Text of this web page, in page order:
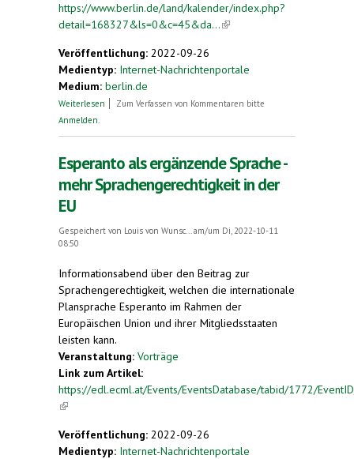
https://www.berlin.de/land/kalender/index.php?
detail=168327&ls=0&c=45&da...(link is external)
Veröffentlichung: 2022-09-26
Medientyp: Internet-Nachrichtenportale
Medium: berlin.de
Weiterlesen über Esperanto als ergänzende Sprache - mehr
Zum Verfassen von Kommentaren bitte
Anmelden
Esperanto als ergänzende Sprache -
mehr Sprachengerechtigkeit in der
EU
Gespeichert von Louis von Wunsc...
am/um Di, 2022-10-11
08:50
Informationsabend über den Beitrag zur
Sprachengerechtigkeit, welchen die internationale
Plansprache Esperanto im Rahmen der
Europäischen Union und ihrer Mitgliedsstaaten
leisten kann.
Veranstaltung: Vorträge
Link zum Artikel:
https://edl.ecml.at/Events/EventsDatabase/tabid/1772/
(link is external)
Veröffentlichung: 2022-09-26
Medientyp: Internet-Nachrichtenportale